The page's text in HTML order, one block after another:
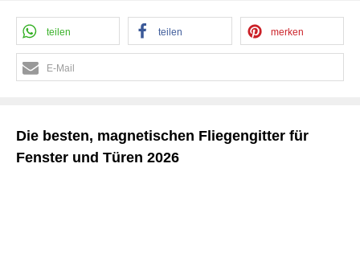
teilen teilen merken
E-Mail
Die besten, magnetischen Fliegengitter für
Fenster und Türen 2026